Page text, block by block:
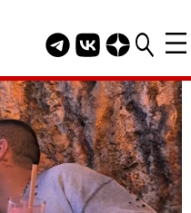
Telegram канал
Группа HELLO
Канал